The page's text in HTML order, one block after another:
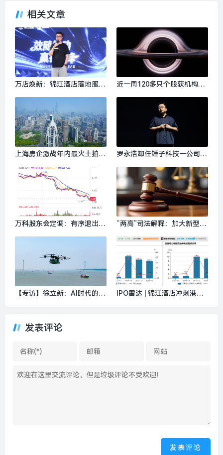
相关文章
万店焕新：锦江酒店落地服务
业AI实践|界面新闻 · 旅行
近一周120多只个股获机构调
研，广生堂调研机构数最多|
界面新闻 · 快讯
上海房企激战年内最火土拍|
界面新闻 · 地产
罗永浩卸任锤子科技一公司执
行董事，公司回应|界面新闻 ·
科技
万科股东会定调：有序退出非
主业投资，聚焦化险与发展|
“两高”司法解释：加大新型隐
赂等认定规则|界面新闻 · 中
【专访】徐立新：AI时代的就
IPO雷达 | 锦江酒店冲刺港股
发表评论